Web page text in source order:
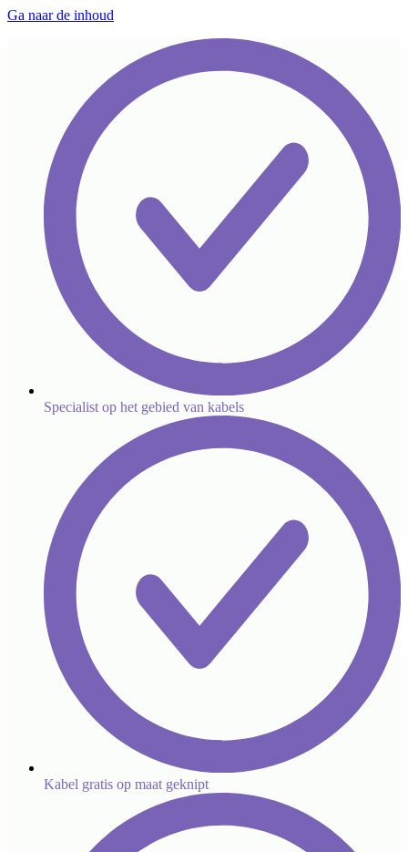
Ga naar de inhoud
Specialist op het gebied van kabels
Kabel gratis op maat geknipt